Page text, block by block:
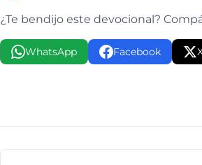
¿Te bendijo este devocional?
WhatsApp Facebook